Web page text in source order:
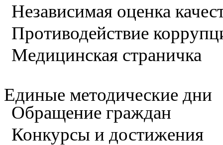
Независимая оценка
Противодействие
Медицинская страничка
Единые методические дни
Обращение граждан
Конкурсы и достижения